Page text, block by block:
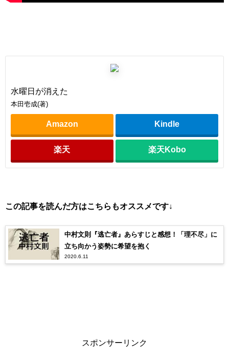
水曜日が消えた
本田壱成(著)
Amazon Kindle
楽天 楽天Kobo
この記事を読んだ方はこちらもオススメです↓
中村文則『逃亡者』あらすじと感想！「理不尽」に
立ち向かう姿勢に希望を抱く
2020.6.11
スポンサーリンク